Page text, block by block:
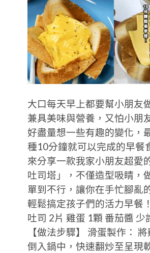
大口每天早上都要幫小朋友
兼具美味與營養，又怕小朋
好盡量想一些有趣的變化，
種10分鐘就可以完成的早餐
來分享一款我家小朋友超愛
吐司塔」，不僅造型吸睛，
單到不行，讓你在手忙腳亂
輕鬆搞定孩子們的活力早餐
吐司 2片 雞蛋 1顆 番茄醬 少
【做法步驟】 滑蛋製作：
倒入鍋中，快速翻炒至呈現